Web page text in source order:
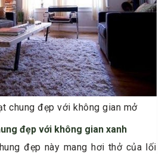
chung đẹp với không gian mở
đẹp với không gian xanh
đẹp này mang hơi thở của lối